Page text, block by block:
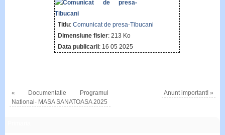
Titlu: Comunicat de presa-Tibucani
Dimensiune fisier: 213 Ko
Data publicarii: 16 05 2025
« Documentatie Programul
National- MASA SANATOASA 2025
Anunt important!»